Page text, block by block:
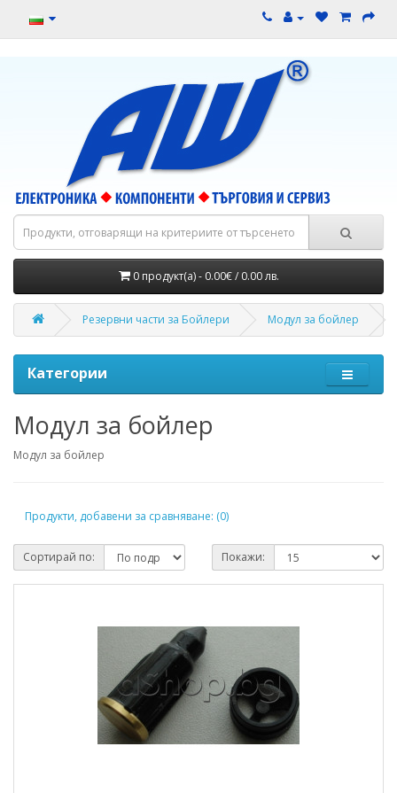
0 продукт(а) - 0.00€ / 0.00 лв.
Резервни части за Бойлери Модул за бойлер
Категории
Модул за бойлер
Модул за бойлер
Продукти, добавени за сравняване: (0)
Сортирай по: Покажи: